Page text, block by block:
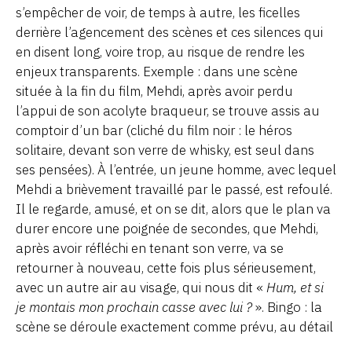
s’empêcher de voir, de temps à autre, les ficelles
derrière l’agencement des scènes et ces silences qui
en disent long, voire trop, au risque de rendre les
enjeux transparents. Exemple : dans une scène
située à la fin du film, Mehdi, après avoir perdu
l’appui de son acolyte braqueur, se trouve assis au
comptoir d’un bar (cliché du film noir : le héros
solitaire, devant son verre de whisky, est seul dans
ses pensées). À l’entrée, un jeune homme, avec lequel
Mehdi a brièvement travaillé par le passé, est refoulé.
Il le regarde, amusé, et on se dit, alors que le plan va
durer encore une poignée de secondes, que Mehdi,
après avoir réfléchi en tenant son verre, va se
retourner à nouveau, cette fois plus sérieusement,
avec un autre air au visage, qui nous dit « Hum, et si
je montais mon prochain casse avec lui ?». Bingo : la
scène se déroule exactement comme prévu, au détail